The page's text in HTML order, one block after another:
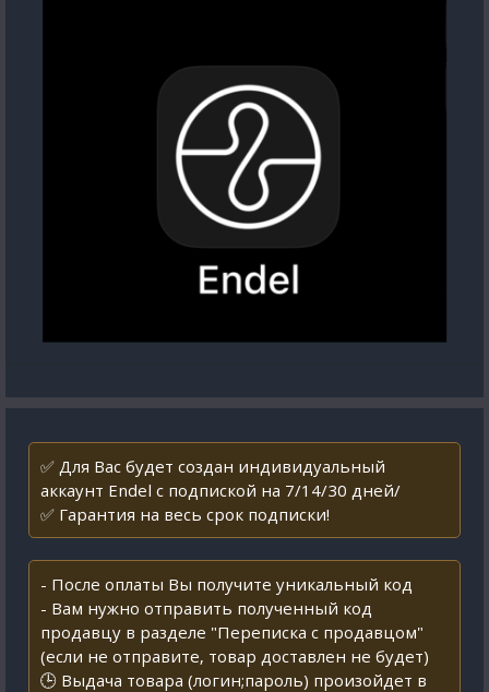
✅ Для Вас будет создан индивидуальный
аккаунт Endel с подпиской на 7/14/30 дней/
✅ Гарантия на весь срок подписки!
- После оплаты Вы получите уникальный код
- Вам нужно отправить полученный код
продавцу в разделе "Переписка с продавцом"
(если не отправите, товар доставлен не будет)
🕒 Выдача товара (логин;пароль) произойдет в